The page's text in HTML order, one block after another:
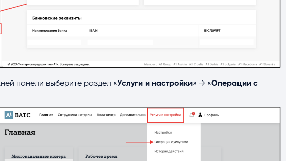
панели выберите раздел «Услуги и настройки» → «Операции с